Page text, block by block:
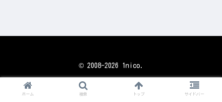
© 2008-2026 1nico.
ホーム 検索 トップ サイドバー